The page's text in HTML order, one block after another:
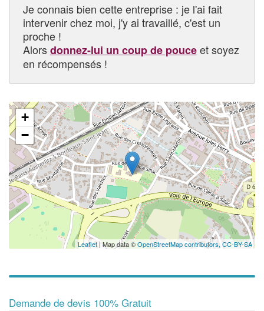
Je connais bien cette entreprise : je l'ai fait
intervenir chez moi, j'y ai travaillé, c'est un
proche !
Alorsdonnez-lui un coup de pouceet soyez
en récompensés !
+
−
Leaflet| Map data ©OpenStreetMap contributors, CC-BY-SA
Demande de devis 100% Gratuit